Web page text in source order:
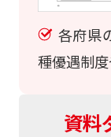
各府県
種優遇制
資料